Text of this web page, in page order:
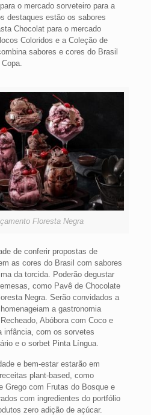
o mercado sorveteiro para a
destaques estão os sabores
Chocolat para o mercado
Coloridos e a Coleção de
sabores e cores do Brasil
Floresta Negra
de conferir propostas de
as cores do Brasil com sabores
da torcida. Poderão degustar
como Pavê de Chocolate
Negra. Serão convidados a
a gastronomia
Abóbora com Coco e
infância, com os sorvetes
e o sorbet Pinta Língua.
e bem-estar estarão em
plant-based, como
Grego com Frutas do Bosque e
com ingredientes do portfólio
zero adição de açúcar.